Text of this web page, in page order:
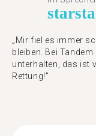
star
„Mir fiel es immer
bleiben. Bei
unterhalten, das ist
Rettung!"